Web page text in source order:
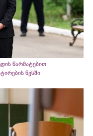
წარმატებით
წესში